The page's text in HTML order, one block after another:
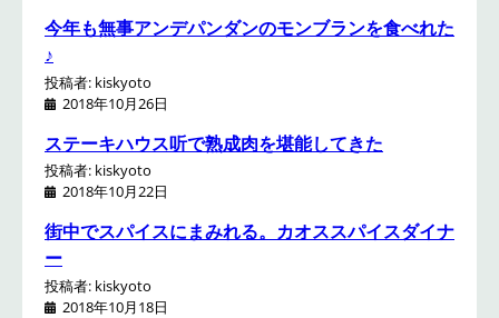
今年も無事アンデパンダンのモンブランを食べれた
♪
投稿者: kiskyoto
2018年10月26日
ステーキハウス听で熟成肉を堪能してきた
投稿者: kiskyoto
2018年10月22日
街中でスパイスにまみれる。カオススパイスダイナ
ー
投稿者: kiskyoto
2018年10月18日